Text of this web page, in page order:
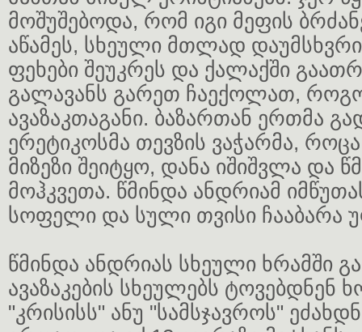
მოშუშებოდა, რომ იგი მეფის
აწამეს, სხეული მთლად
ფეხები შეუკრეს და ქალაქში
გალავანს გარეთ ჩაექოლათ,
ავაზაკთაგანი. ბაზართან ერთმა
ერეტიკოსმა თევზის ვაჭარმა, როცა
მიზეზი შეიტყო, დანა იშიშვლა და
მოჰკვეთა. წმინდა ანდრიამ
სოფელი და სული თვისი ჩააბარა
წმინდა ანდრიას სხეული ხრამში
ავაზაკების სხეულებს ტოვებდნენ
"კრისისს" ანუ "სამსჯავროს"